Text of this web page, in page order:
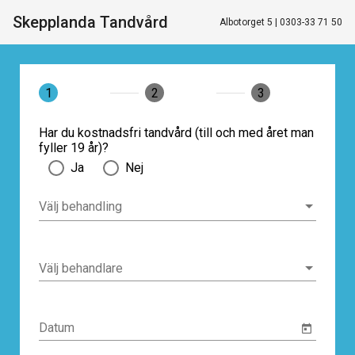
Skepplanda Tandvård Albotorget 5 | 0303-33 71 50
1 2 3
Har du kostnadsfri tandvård (till och med året man
fyller 19 år)?
Ja
Nej
Välj behandling
Välj behandling
Välj behandlare
Välj behandlare
Datum